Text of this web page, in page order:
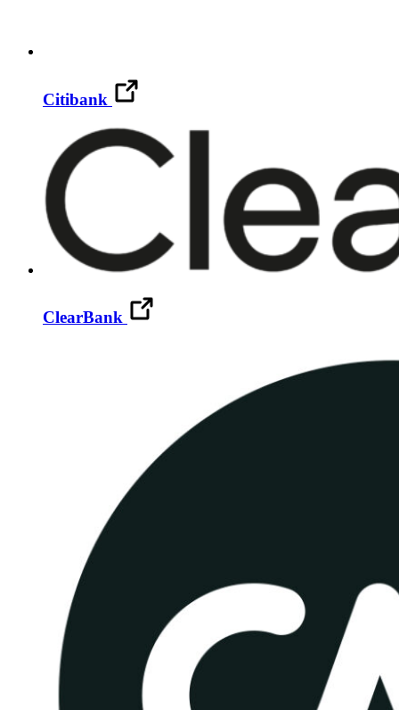
Citibank
ClearBank